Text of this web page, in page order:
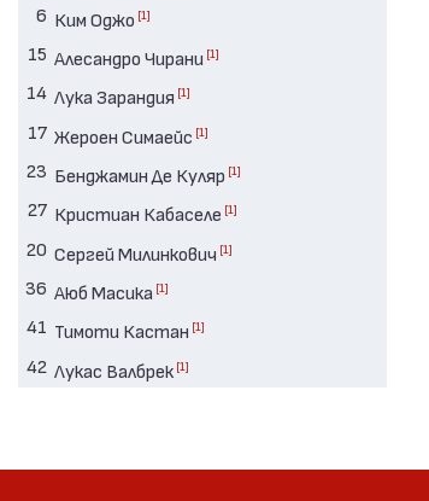
6 Ким Оджо [1]
15 Алесандро Чирани [1]
14 Лука Зарандия [1]
17 Жероен Симаейс [1]
23 Бенджамин Де Куляр [1]
27 Кристиан Кабаселе [1]
20 Сергей Милинкович [1]
36 Аюб Масика [1]
41 Тимоти Кастан [1]
42 Лукас Валбрек [1]